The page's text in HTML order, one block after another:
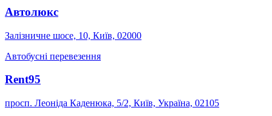
Автолюкс
Залізничне шосе, 10, Київ, 02000
Автобусні перевезення
Rent95
просп. Леоніда Каденюка, 5/2, Київ, Україна, 02105